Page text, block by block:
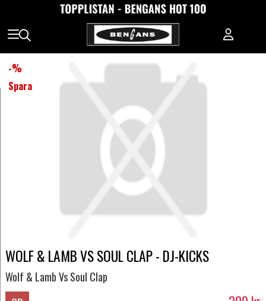
-%
Spara
WOLF & LAMB VS SOUL CLAP - DJ-KICKS
Wolf & Lamb Vs Soul Clap